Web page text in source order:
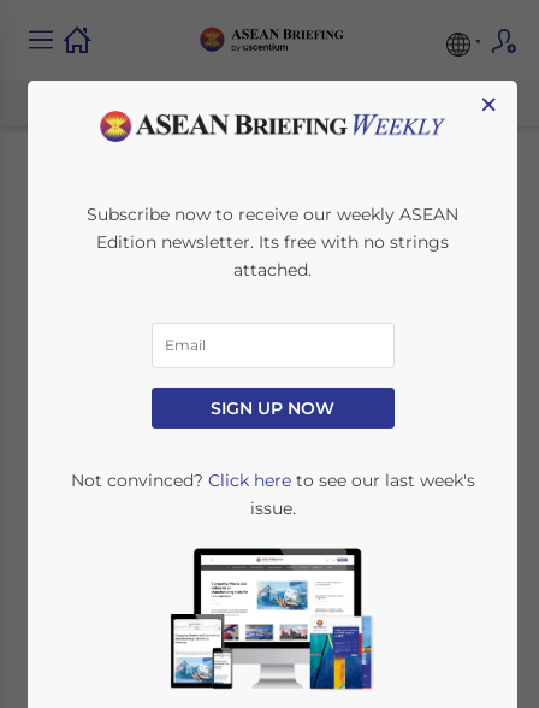
Die Lage des
Talentpools für HR in
ASEAN
Posted byGerman Desk
minutes
Available language
Ausländische Investoren, die sich für ASEAN
interessieren, müssen die Verfügbarkeit von
Talenten und die rechtlichen Bedingungen in den
einzelnen Mitgliedsstaaten kennen. Als regionaler
Block mit mehr als 600 Millionen Einwohnern
×
Subscribe now to receive our weekly ASEAN
Edition newsletter. Its free with no strings
attached.
SIGN UP NOW
Not convinced? Click hereto see our last week's
issue.